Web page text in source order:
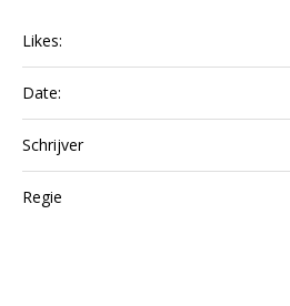
Likes:
Date:
Schrijver
Regie